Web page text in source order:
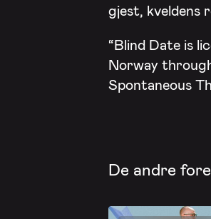
gjest, kveldens
“Blind Date is
Norway
Spontaneous
De andre